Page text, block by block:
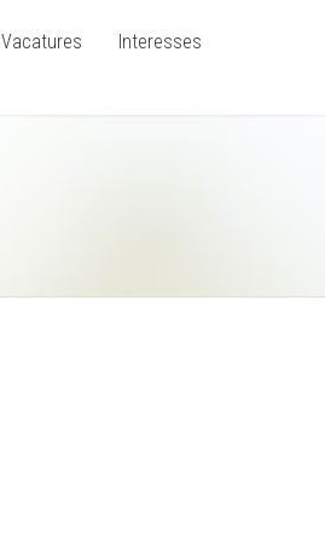
Vacatures Interesses